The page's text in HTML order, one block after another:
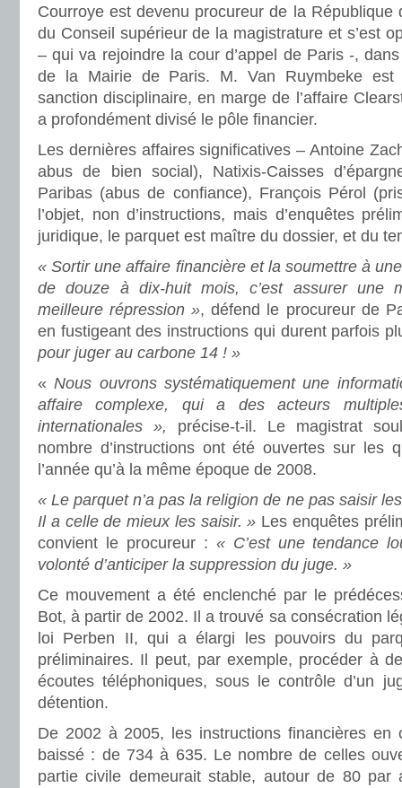
Courroye est devenu procureur de la République
du Conseil supérieur de la magistrature et s’est
– qui va rejoindre la cour d’appel de Paris -,
de la Mairie de Paris. M. Van Ruymbeke est
sanction disciplinaire, en marge de l’affaire
a profondément divisé le pôle financier.
Les dernières affaires significatives – Antoine
abus de bien social), Natixis-Caisses
Paribas (abus de confiance), François Pérol
l’objet, non d’instructions, mais d’enquêtes
juridique, le parquet est maître du dossier, et du
« Sortir une affaire financière et la soumettre à
de douze à dix-huit mois, c’est assurer une
meilleure répression », défend le procureur de
en fustigeant des instructions qui durent parfois
pour juger au carbone 14 ! »
«Nous ouvrons systématiquement une
affaire complexe, qui a des acteurs
internationales », précise-t-il. Le magistrat
nombre d’instructions ont été ouvertes sur les
l’année qu’à la même époque de 2008.
« Le parquet n’a pas la religion de ne pas saisir
Il a celle de mieux les saisir. » Les enquêtes
convient le procureur : « C’est une tendance
volonté d’anticiper la suppression du juge. »
Ce mouvement a été enclenché par le
Bot, à partir de 2002. Il a trouvé sa consécration
loi Perben II, qui a élargi les pouvoirs du
préliminaires. Il peut, par exemple, procéder à
écoutes téléphoniques, sous le contrôle d’un
détention.
De 2002 à 2005, les instructions financières en
baissé : de 734 à 635. Le nombre de celles
partie civile demeurait stable, autour de 80 par